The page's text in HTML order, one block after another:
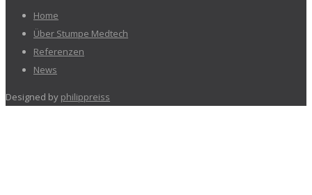
Home
Über Stumpe Medtech
Referenzen
News
Designed by philippreiss